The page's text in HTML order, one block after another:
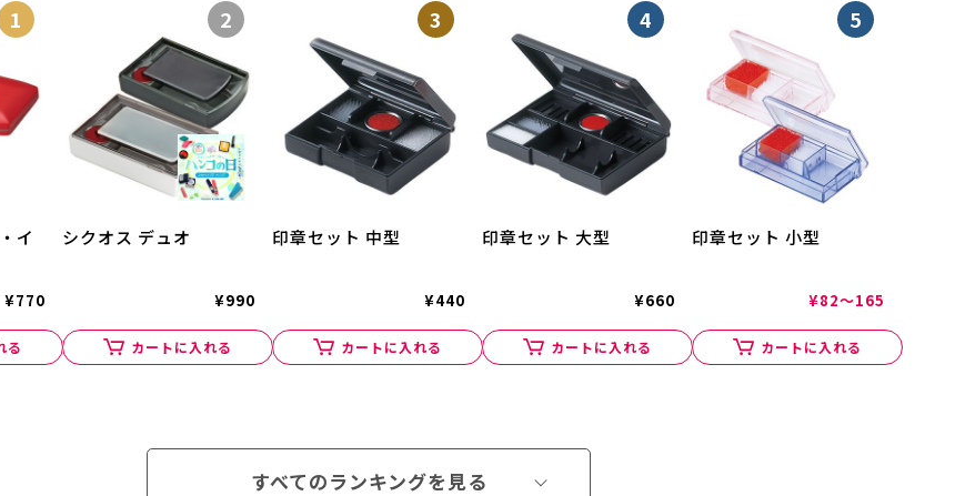
1
イ
¥770
る
2
シクオス デュオ
¥990
カートに入れる
3
印章セット 中型
¥440
カートに入れる
4
印章セット 大型
¥660
カートに入れる
5
印章セット 小型
¥82～165
カートに入れる
すべてのランキングを見る